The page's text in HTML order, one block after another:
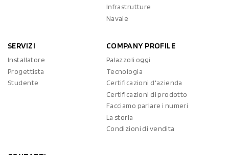
Infrastrutture
Navale
SERVIZI
Installatore
Progettista
Studente
COMPANY PROFILE
Palazzoli oggi
Tecnologia
Certificazioni d'azienda
Certificazioni di prodotto
Facciamo parlare i numeri
La storia
Condizioni di vendita